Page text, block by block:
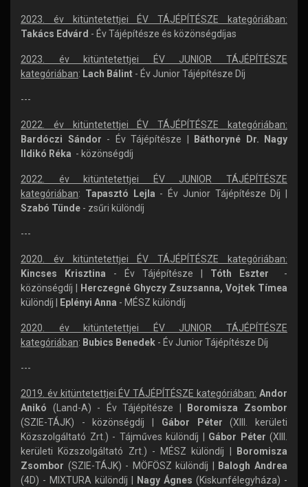
2023. év kitüntetettjei ÉV TÁJÉPÍTÉSZE kategóriában:
Takács Edvárd - Év Tájépítésze és közönségdíjas
2023. év kitüntetettjei ÉV JUNIOR TÁJÉPÍTÉSZE
kategóriában: Lach Bálint - Év Junior Tájépítésze Díj
---
2022. év kitüntetettjei ÉV TÁJÉPÍTÉSZE kategóriában:
Bardóczi Sándor - Év Tájépítésze |
Báthoryné Dr. Nagy
Ildikó Réka - közönségdíj
2022. év kitüntetettjei ÉV JUNIOR TÁJÉPÍTÉSZE
kategóriában: Tapasztó Lejla - Év Junior Tájépítésze Díj |
Szabó Tünde - zsűri különdíj
---
2020. év kitüntetettjei ÉV TÁJÉPÍTÉSZE kategóriában:
Kincses Krisztina - Év Tájépítésze | Tóth Eszter
-
közönségdíj |
Herczegné Ghyczy Zsuzsanna, Vojtek Tímea
különdíj |
Eplényi Anna - MÉSZ különdíj
2020. év kitüntetettjei ÉV JUNIOR TÁJÉPÍTÉSZE
kategóriában: Bubics Benedek - Év Junior Tájépítésze Díj
---
2019. év kitüntetettjei ÉV TÁJÉPÍTÉSZE kategóriában: Andor
Anikó (Land-A) - Év Tájépítésze |
Boromisza Zsombor
(SZIE-TÁJK) - közönségdíj | Gábor Péter (XIII. kerületi
Közszolgáltató Zrt.) - Tájműves különdíj | Gábor Péter (XIII.
kerületi Közszolgáltató Zrt.) - MÉSZ különdíj |
Boromisza
Zsombor (SZIE-TÁJK) - MÖFÖSZ különdíj |
Balogh Andrea
(4D) - MIXTURA különdíj |
Nagy Ágnes (Kiskunfélegyháza) -